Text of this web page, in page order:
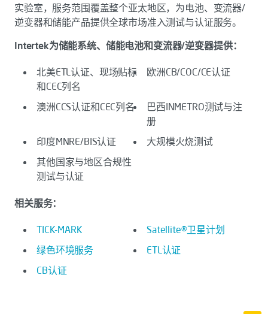
实验室，服务范围覆盖整个亚太地区，为电池、变流器/
逆变器和储能产品提供全球市场准入测试与认证服务。
Intertek为储能系统、储能电池和变流器/逆变器提供：
北美ETL认证、现场贴标
和CEC列名
欧洲CB/COC/CE认证
澳洲CCS认证和CEC列名
巴西INMETRO测试与注
册
印度MNRE/BIS认证
大规模火烧测试
其他国家与地区合规性
测试与认证
相关服务：
TICK-MARK
Satellite®卫星计划
绿色环境服务
ETL认证
CB认证